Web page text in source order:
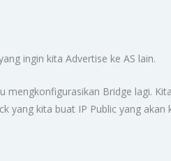
ingin kita Advertise ke AS lain.
mengkonfigurasikan Bridge lagi.
yang kita buat IP Public yang akan